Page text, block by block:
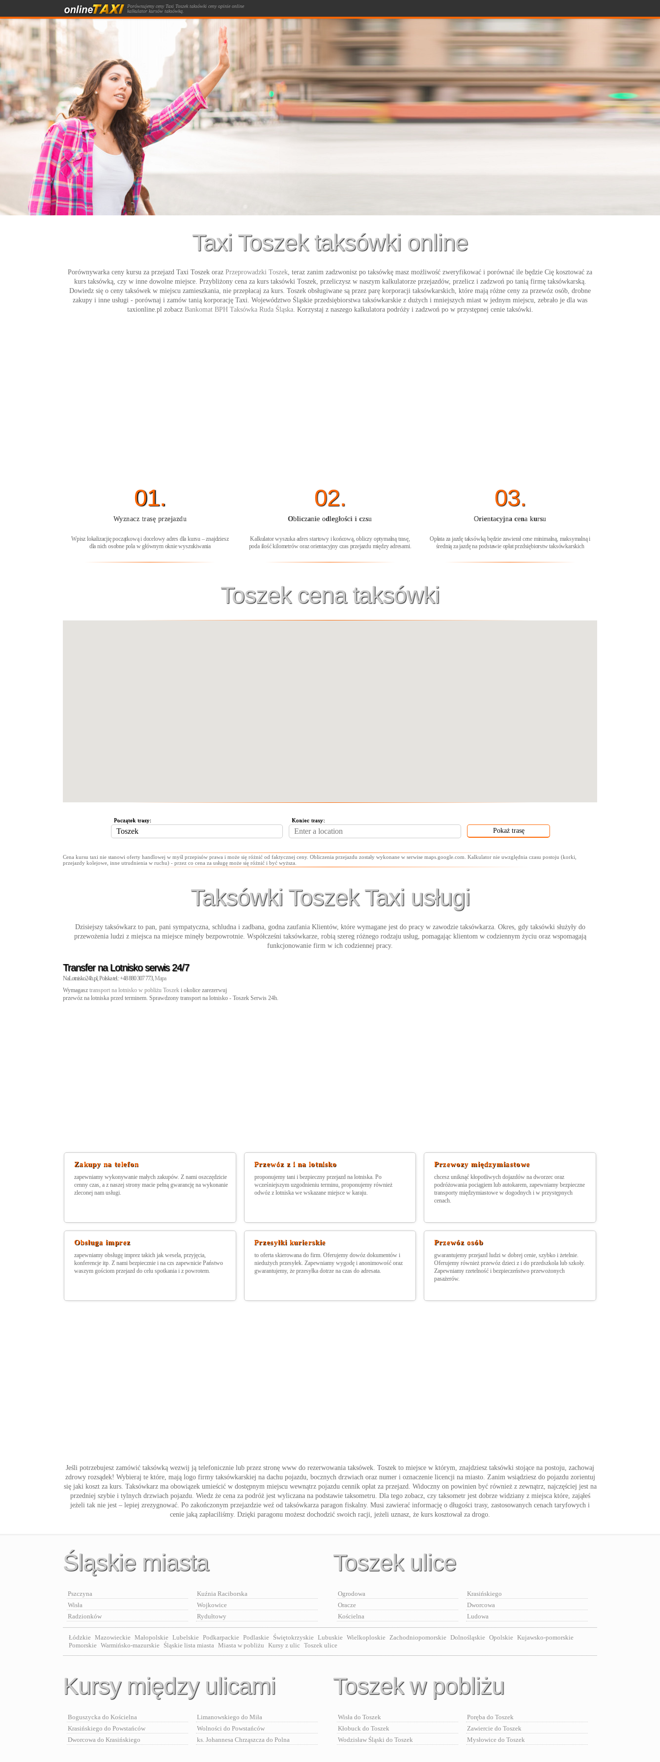
Porównujemy ceny Taxi Toszek taksówki ceny opinie online
kalkulator kursów taksówką.
Taxi Toszek taksówki online
Porównywarka ceny kursu za przejazd Taxi Toszek oraz Przeprowadzki Toszek, teraz zanim zadzwonisz po taksówkę masz możliwość zweryfikować i porównać ile będzie Cię kosztować za
kurs taksówką, czy w inne dowolne miejsce. Przybliżony cena za kurs taksówki Toszek, przeliczysz w naszym kalkulatorze przejazdów, przelicz i zadzwoń po tanią firmę taksówkarską.
Dowiedz się o ceny taksówek w miejscu zamieszkania, nie przepłacaj za kurs. Toszek obsługiwane są przez parę korporacji taksówkarskich, które mają różne ceny za przewóz osób, drobne
zakupy i inne usługi - porównaj i zamów tanią korporację Taxi. Województwo Śląskie przedsiębiorstwa taksówkarskie z dużych i mniejszych miast w jednym miejscu, zebrało je dla was
taxionline.pl zobacz Bankomat BPH Taksówka Ruda Śląska. Korzystaj z naszego kalkulatora podróży i zadzwoń po w przystępnej cenie taksówki.
01.
Wyznacz trasę przejazdu
Wpisz lokalizacjię początkową i docelowy adres dla kursu – znajdziesz
dla nich osobne pola w głównym oknie wyszukiwania
02.
Obliczanie odległości i czsu
Kalkulator wyszuka adres startowy i końcową, obliczy optymalną trasę,
poda ilość kilometrów oraz orientacyjny czas przejazdu między adresami.
03.
Orientacyjna cena kursu
Opłata za jazdę taksówką będzie zawierał cene minimalną, maksymalną i
średnią za jazdę na podstawie opłat przdsiębiorstw taksówkarskich
Toszek cena taksówki
Początek trasy: Koniec trasy:
Cena kursu taxi nie stanowi oferty handlowej w myśl przepisów prawa i może się różnić od faktycznej ceny. Obliczenia przejazdu zostały wykonane w serwise maps.google.com. Kalkulator nie uwzględnia czasu postoju (korki,
przejazdy kolejowe, inne utrudnienia w ruchu) - przez co cena za usługę może się różnić i być wyższa.
Taksówki Toszek Taxi usługi
Dzisiejszy taksówkarz to pan, pani sympatyczna, schludna i zadbana, godna zaufania Klientów, które wymagane jest do pracy w zawodzie taksówkarza. Okres, gdy taksówki służyły do
przewożenia ludzi z miejsca na miejsce minęły bezpowrotnie. Współcześni taksówkarze, robią szereg różnego rodzaju usług, pomagając klientom w codziennym życiu oraz wspomagają
funkcjonowanie firm w ich codziennej pracy.
Transfer na Lotnisko serwis 24/7
NaLotnisko24h.pl, Polska tel.: +48 880 307 773,Mapa
Wymagasz transport na lotnisko w pobliżu Toszek i okolice zarezerwuj
przewóz na lotniska przed terminem. Sprawdzony transport na lotnisko - Toszek Serwis 24h.
Zakupy na telefon
zapewniamy wykonywanie małych zakupów. Z nami oszczędzicie
cenny czas, a z naszej strony macie pełną gwarancję na wykonanie
zleconej nam usługi.
Przewóz z i na lotnisko
proponujemy tani i bezpieczny przejazd na lotniska. Po
wcześniejszym uzgodnieniu terminu, proponujemy również
odwóz z lotniska we wskazane miejsce w karaju.
Przewozy międzymiastowe
chcesz uniknąć kłopotliwych dojazdów na dworzec oraz
podróżowania pociągiem lub autokarem, zapewniamy bezpieczne
transporty międzymiastowe w dogodnych i w przystępnych
cenach.
Obsługa imprez
zapewniamy obsługę imprez takich jak wesela, przyjęcia,
konferencje itp. Z nami bezpiecznie i na czs zapewnicie Państwo
waszym gościom przejazd do celu spotkania i z powrotem.
Przesyłki kurierskie
to oferta skierowana do firm. Oferujemy dowóz dokumentów i
niedużych przesyłek. Zapewniamy wygodę i anonimowość oraz
gwarantujemy, że przesyłka dotrze na czas do adresata.
Przewóz osób
gwarantujemy przejazd ludzi w dobrej cenie, szybko i żetelnie.
Oferujemy również przewóz dzieci z i do przedszkola lub szkoły.
Zapewniamy rzetelność i bezpieczeństwo przewożonych
pasażerów.
Jeśli potrzebujesz zamówić taksówką wezwij ją telefonicznie lub przez stronę www do rezerwowania taksówek. Toszek to miejsce w którym, znajdziesz taksówki stojące na postoju, zachowaj
zdrowy rozsądek! Wybieraj te które, mają logo firmy taksówkarskiej na dachu pojazdu, bocznych drzwiach oraz numer i oznaczenie licencji na miasto. Zanim wsiądziesz do pojazdu zorientuj
się jaki koszt za kurs. Taksówkarz ma obowiązek umieścić w dostępnym miejscu wewnątrz pojazdu cennik opłat za przejazd. Widoczny on powinien być również z zewnątrz, najczęściej jest na
przedniej szybie i tylnych drzwiach pojazdu. Wiedz że cena za podróż jest wyliczana na podstawie taksometru. Dla tego zobacz, czy taksometr jest dobrze widziany z miejsca które, zająłeś
jeżeli tak nie jest – lepiej zrezygnować. Po zakończonym przejazdzie weź od taksówkarza paragon fiskalny. Musi zawierać informację o długości trasy, zastosowanych cenach taryfowych i
cenie jaką zapłaciliśmy. Dzięki paragonu możesz dochodzić swoich racji, jeżeli uznasz, że kurs kosztował za drogo.
Śląskie miasta
Pszczyna
Kuźnia Raciborska
Wisła
Wojkowice
Radzionków
Rydułtowy
Toszek ulice
Ogrodowa
Krasińskiego
Oracze
Dworcowa
Kościelna
Ludowa
Łódzkie Mazowieckie Małopolskie Lubelskie Podkarpackie Podlaskie Świętokrzyskie Lubuskie Wielkoploskie Zachodniopomorskie Dolnośląskie Opolskie Kujawsko-pomorskie
Pomorskie Warmińsko-mazurskie Śląskie lista miasta Miasta w pobliżu Kursy z ulic Toszek ulice
Kursy między ulicami
Boguszycka do Kościelna
Limanowskiego do Miła
Krasińskiego do Powstańców
Wolności do Powstańców
Dworcowa do Krasińskiego
ks. Johannesa Chrząszcza do Polna
Toszek w pobliżu
Wisła do Toszek
Poręba do Toszek
Kłobuck do Toszek
Zawiercie do Toszek
Wodzisław Śląski do Toszek
Mysłowice do Toszek